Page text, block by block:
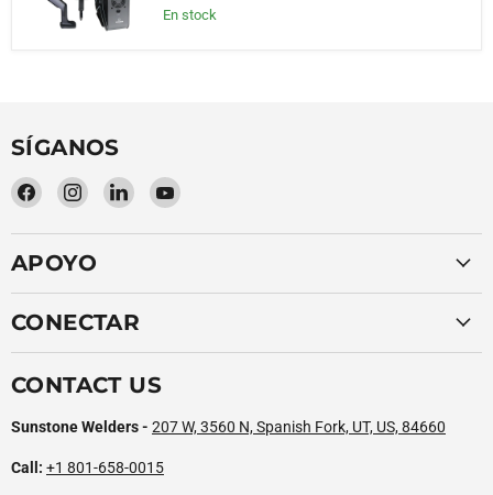
En stock
SÍGANOS
Encuéntrenos
Facebook
Encuéntrenos
Instagram
Encuéntrenos
LinkedIn
Encuéntrenos
YouTube
APOYO
CONECTAR
CONTACT US
Sunstone Welders - 207 W, 3560 N, Spanish Fork, UT, US, 84660
Call: +1 801-658-0015